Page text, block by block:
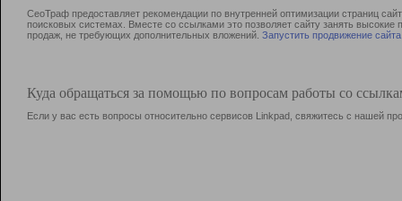
СеоТраф предоставляет рекомендации по внутренней оптимизации страниц
поисковых системах. Вместе со ссылками это позволяет сайту занять
продаж, не требующих дополнительных вложений. Запустить продвижение сайта
Куда обращаться за помощью по вопросам работы со
Если у вас есть вопросы относительно сервисов Linkpad, свяжитесь с нашей